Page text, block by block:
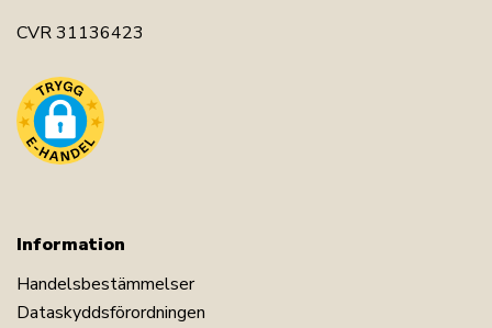
CVR 31136423
Information
Handelsbestämmelser
Dataskyddsförordningen